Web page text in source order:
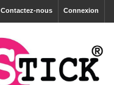
Connexion
Contactez-nous